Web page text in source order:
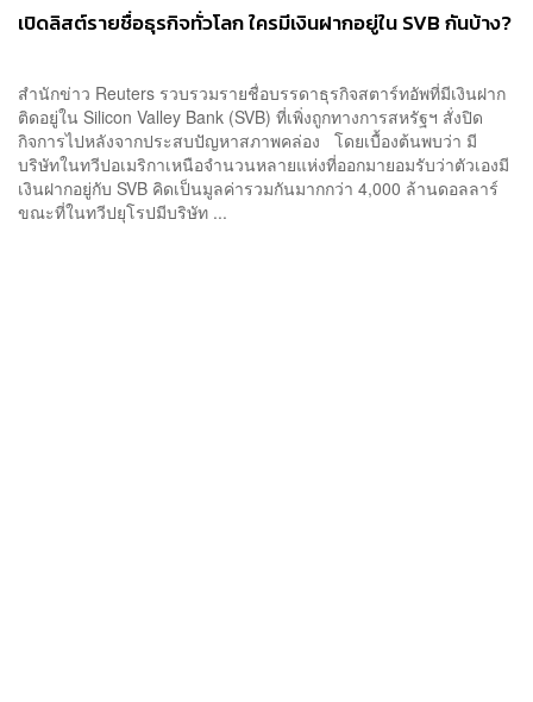
เปิดลิสต์รายชื่อธุรกิจทั่วโลก ใครมีเงินฝากอยู่ใน SVB กันบ้าง?
สำนักข่าว Reuters รวบรวมรายชื่อบรรดาธุรกิจสตาร์ทอัพที่มีเงินฝาก
ติดอยู่ใน Silicon Valley Bank (SVB) ที่เพิ่งถูกทางการสหรัฐฯ สั่งปิด
กิจการไปหลังจากประสบปัญหาสภาพคล่อง โดยเบื้องต้นพบว่า มี
บริษัทในทวีปอเมริกาเหนือจำนวนหลายแห่งที่ออกมายอมรับว่าตัวเองมี
เงินฝากอยู่กับ SVB คิดเป็นมูลค่ารวมกันมากกว่า 4,000 ล้านดอลลาร์
ขณะที่ในทวีปยุโรปมีบริษัท ...